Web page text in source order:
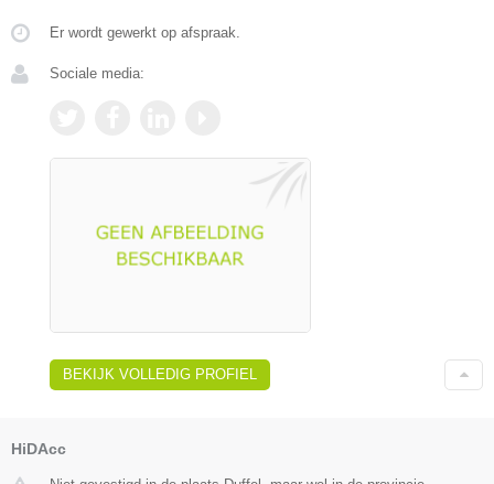
Er wordt gewerkt op afspraak.
Sociale media:
BEKIJK VOLLEDIG PROFIEL
HiDAcc